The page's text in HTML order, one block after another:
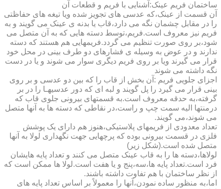
ساختمان فریم عینک:آشنایی با فریم و قطعات آن
آن قسمت از عینک،که عدسی های تجویز شده ویا تیغه های حفاظتی
را در مقابل چشمان نگه می دارد،قاب یا بدنه ی عینک می گویند و به
فریم نیز معروف است.فریم،توسط دسته هایی که به آن متصل می
شود،بر روی صورت تنظیم می گردد.فریمهایی هم هستند که دسته
ندارند و در عوض به وسیله ی فشارهای دو طرف بینی در محل خود
قرار می گیرند ویا بر روی فریم دیگری سوار می شوند و یا در دست
نگه داشته می شوند
اجزای جلویی فریم :آن بخش از قاب را که بین دو عدسی و بر روی
بینی قرار می گیرد را پل گویند و لبه ای که دور عدسیهـا را در بر
گرفته،به حدقه معروف است.به قسمتهای بیرونی جلوی قاب که
درمنتها الیه سمت چپ و راست،در نقاطی که دسته ها به آنها متصل
می شوند،می گویند.
تعداد معدودی از فریمهای پلاستیکی،هنوز هم دارای یک پوشش
فلزی در قسمت بیرونی بوده که پرچهایی جهت نگهداری لولا به آنها
متصل شده است.(شکل زیر)
لولاها،دسته ها را به قاب عینک متصل می کنند و تعداد پایه هایشان
فرد است.تعداد پایه ها،سه،پنج و یا هفت است.لولا ها ممکن است که
از نظر ساختمان با هم تفاوت داشته باشند.
اما،به منظور ساده نمودن،آنها را معمولاً بر اساس تعداد پایه های